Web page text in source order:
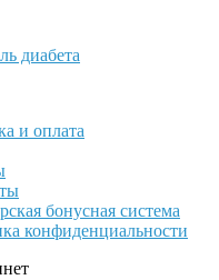
диабета
и оплата
бонусная система
конфиденциальности